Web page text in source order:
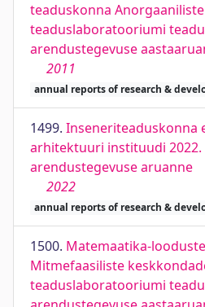
teaduskonna
teaduslaboratooriumi
arendustegevuse
2011
annual reports of research &
1499. Inseneriteaduskonna
arhitektuuri instituudi 2022.
arendustegevuse aruanne
2022
annual reports of research &
1500. Matemaatika-
Mitmefaasiliste
teaduslaboratooriumi